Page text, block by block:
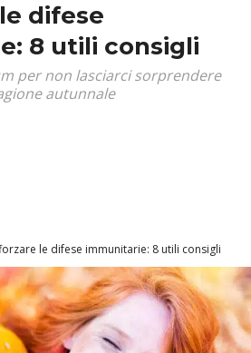
difese
8 utili consigli
per non lasciarci sorprendere
autunnale
le difese immunitarie: 8 utili consigli